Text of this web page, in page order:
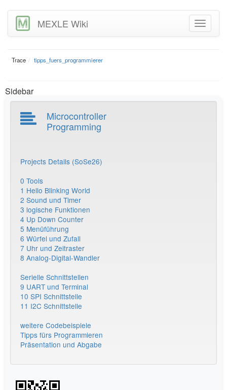
MEXLE Wiki
Trace tipps_fuers_programmieren
Sidebar
Microcontroller
Programming
Projects Details (SoSe26)
0 Tools
1 Hello Blinking World
2 Sound und Timer
3 logische Funktionen
4 Up Down Counter
5 Menüführung
6 Würfel und Zufall
7 Uhr und Zeitraster
8 Analog-Digital-Wandler
Serielle Schnittstellen
9 UART und Terminal
10 SPI Schnittstelle
11 I2C Schnittstelle
weitere Codebeispiele
Tipps fürs Programmieren
Präsentation und Abgabe